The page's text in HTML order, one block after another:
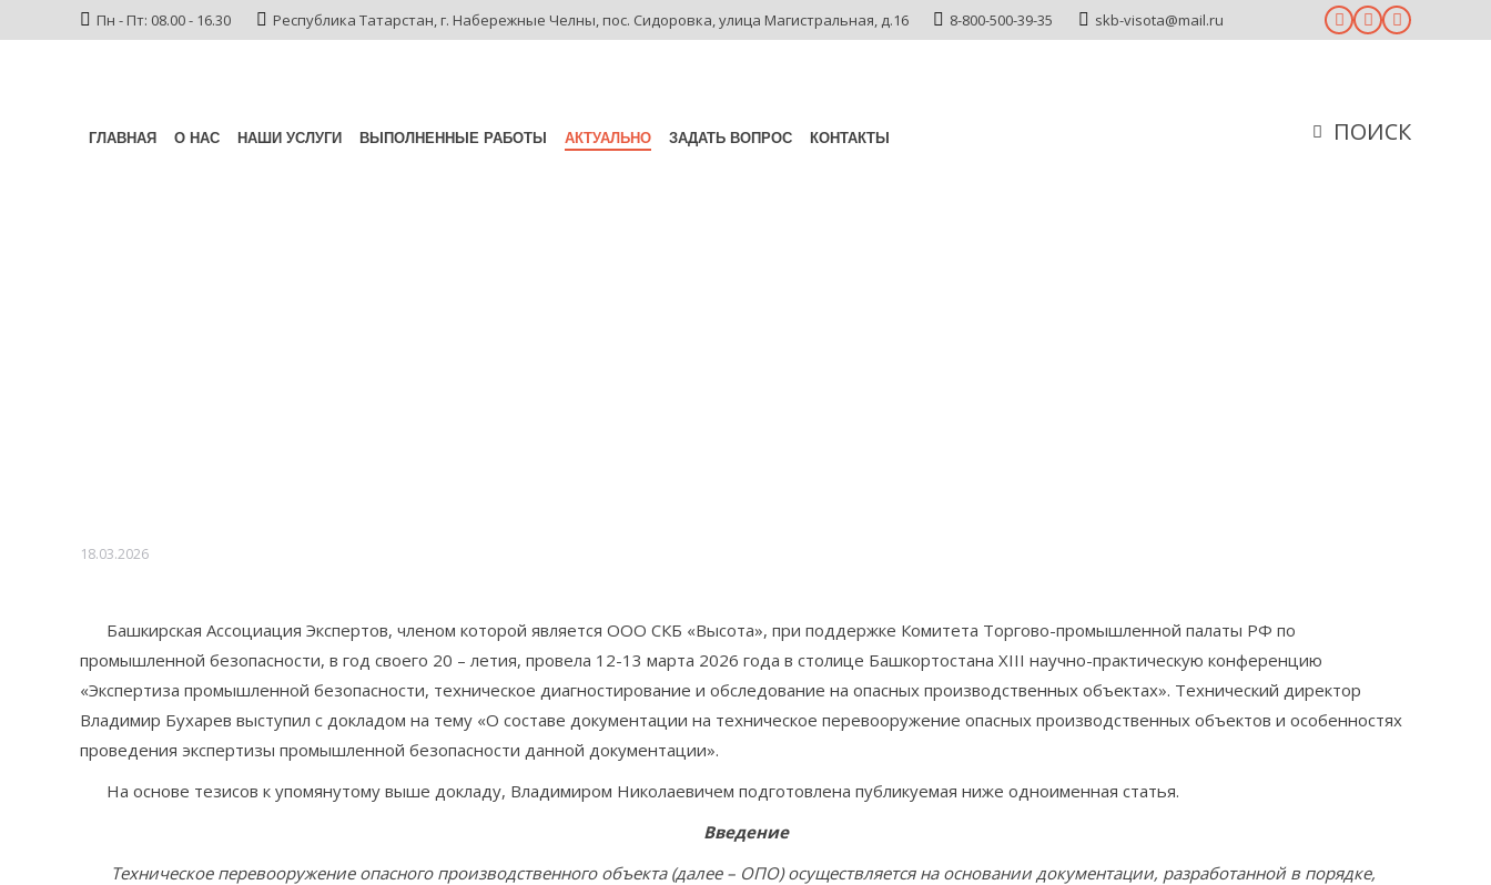
Пн - Пт: 08.00 - 16.30 Республика Татарстан, г. Набережные Челны, пос. Сидоровка, улица Магистральная, д.16 8-800-500-39-35 skb-visota@mail.ru
ГЛАВНАЯ О НАС НАШИ УСЛУГИ ВЫПОЛНЕННЫЕ РАБОТЫ АКТУАЛЬНО ЗАДАТЬ ВОПРОС КОНТАКТЫ ПОИСК
18.03.2026
Башкирская Ассоциация Экспертов, членом которой является ООО СКБ «Высота», при поддержке Комитета Торгово-промышленной палаты РФ по
промышленной безопасности, в год своего 20 – летия, провела 12-13 марта 2026 года в столице Башкортостана XIII научно-практическую конференцию
«Экспертиза промышленной безопасности, техническое диагностирование и обследование на опасных производственных объектах». Технический директор
Владимир Бухарев выступил с докладом на тему «О составе документации на техническое перевооружение опасных производственных объектов и особенностях
проведения экспертизы промышленной безопасности данной документации».
На основе тезисов к упомянутому выше докладу, Владимиром Николаевичем подготовлена публикуемая ниже одноименная статья.
Введение
Техническое перевооружение опасного производственного объекта (далее – ОПО) осуществляется на основании документации, разработанной в порядке,